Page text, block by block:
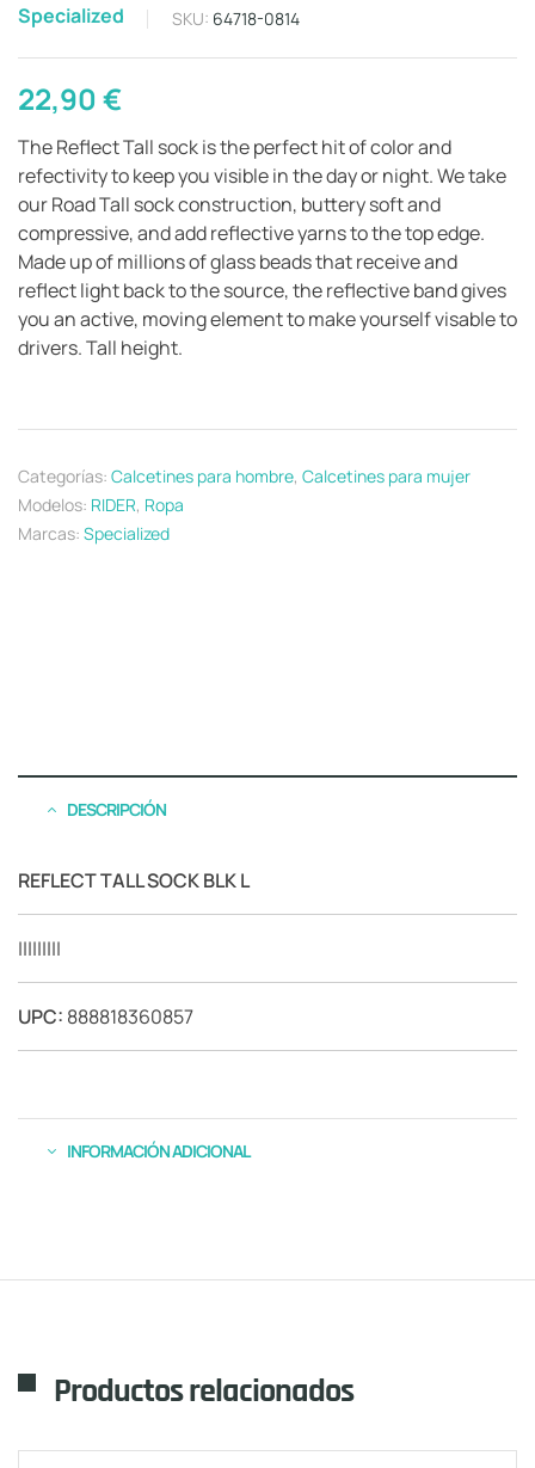
Specialized SKU: 64718-0814
22,90€
The Reflect Tall sock is the perfect hit of color and
refectivity to keep you visible in the day or night. We take
our Road Tall sock construction, buttery soft and
compressive, and add reflective yarns to the top edge.
Made up of millions of glass beads that receive and
reflect light back to the source, the reflective band gives
you an active, moving element to make yourself visable to
drivers. Tall height.
Categorías: Calcetines para hombre, Calcetines para mujer
Modelos: RIDER, Ropa
Marcas: Specialized
DESCRIPCIÓN
REFLECT TALL SOCK BLK L
|||||||||
UPC: 888818360857
INFORMACIÓN ADICIONAL
Productos relacionados